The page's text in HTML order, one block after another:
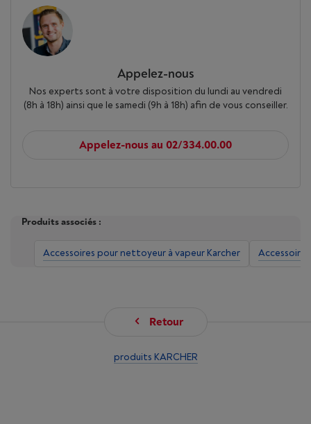
Appelez-nous
Nos experts sont à votre disposition du lundi au vendredi
(8h à 18h) ainsi que le samedi (9h à 18h) afin de vous conseiller.
Appelez-nous au 02/334.00.00
Produits associés :
Accessoires pour nettoyeur à vapeur Karcher
Retour
produits KARCHER